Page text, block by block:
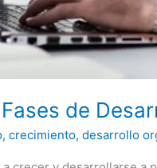
de
,crecimiento,desarrollo